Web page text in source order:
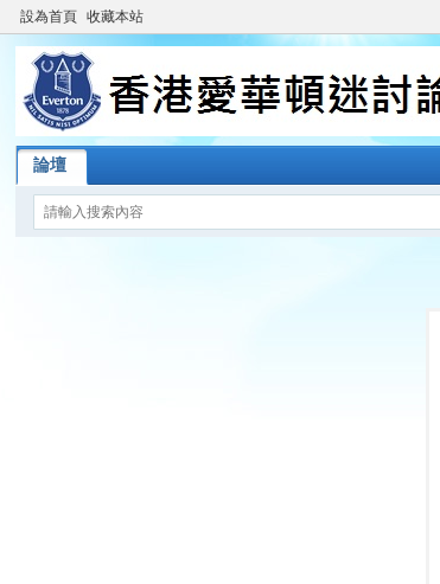
設為首頁 收藏本站
論壇